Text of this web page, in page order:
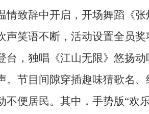
致辞中开启，开场舞蹈《张
声笑语不断，活动设置全员
，独唱《江山无限》悠扬动
。节目间隙穿插趣味猜歌名
不便居民。其中，手势版“欢